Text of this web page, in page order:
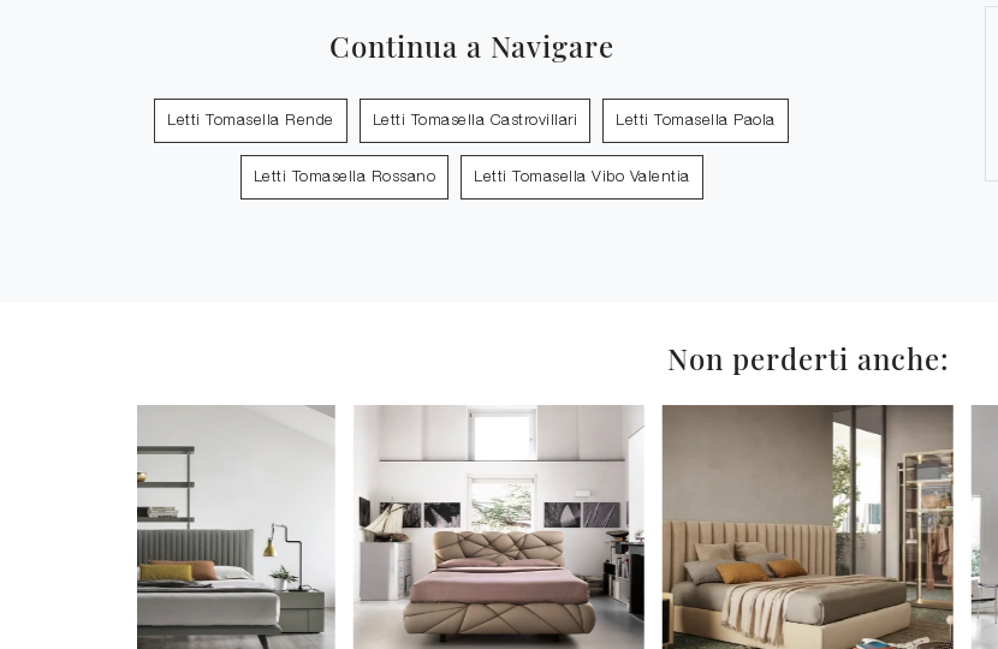
Continua a Navigare
Letti Tomasella Rende Letti Tomasella Castrovillari Letti Tomasella Paola
Letti Tomasella Rossano Letti Tomasella Vibo Valentia
Non perderti anche: